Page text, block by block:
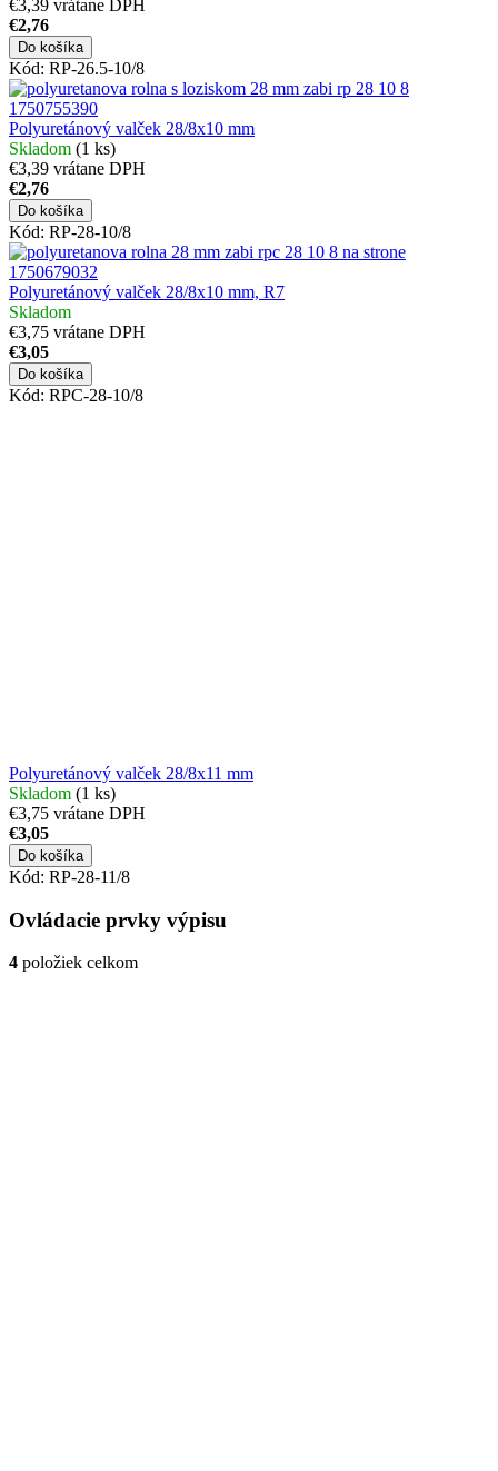
€3,39 vrátane DPH
€2,76
Do košíka
Kód: RP-26.5-10/8
Polyuretánový valček 28/8x10 mm
Skladom (1 ks)
€3,39 vrátane DPH
€2,76
Do košíka
Kód: RP-28-10/8
Polyuretánový valček 28/8x10 mm, R7
Skladom
€3,75 vrátane DPH
€3,05
Do košíka
Kód: RPC-28-10/8
Polyuretánový valček 28/8x11 mm
Skladom (1 ks)
€3,75 vrátane DPH
€3,05
Do košíka
Kód: RP-28-11/8
Ovládacie prvky výpisu
4 položiek celkom